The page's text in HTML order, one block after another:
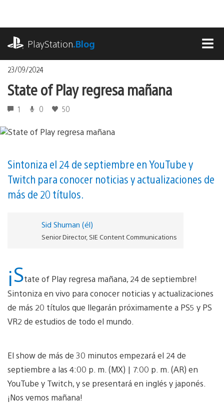
contenido
PlayStation.Blog
23/09/2024
State of Play regresa mañana
1 0 50
Sintoniza el 24 de septiembre en YouTube y
Twitch para conocer noticias y actualizaciones de
más de 20 títulos.
Sid Shuman (él)
Senior Director, SIE Content Communications
¡State of Play regresa mañana, 24 de septiembre!
Sintoniza en vivo para conocer noticias y actualizaciones
de más 20 títulos que llegarán próximamente a PS5 y PS
VR2 de estudios de todo el mundo.
El show de más de 30 minutos empezará el 24 de
septiembre a las 4:00 p. m. (MX) | 7:00 p. m. (AR) en
YouTube y Twitch, y se presentará en inglés y japonés.
¡Nos vemos mañana!